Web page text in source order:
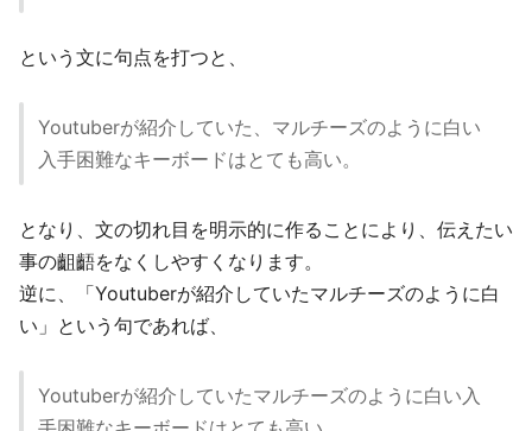
という文に句点を打つと、
Youtuberが紹介していた、マルチーズのように白い
入手困難なキーボードはとても高い。
となり、文の切れ目を明示的に作ることにより、伝えたい
事の齟齬をなくしやすくなります。
逆に、「Youtuberが紹介していたマルチーズのように白
い」という句であれば、
Youtuberが紹介していたマルチーズのように白い入